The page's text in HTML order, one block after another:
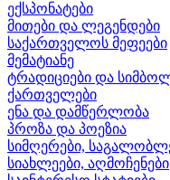
ექსპონატები
მითები და ლეგენდები
საქართველოს მეფეები
მემატიანე
ტრადიციები და
ქართველები
ენა და დამწერლობა
პროზა და პოეზია
სიმღერები,
სიახლეები, აღმოჩენები